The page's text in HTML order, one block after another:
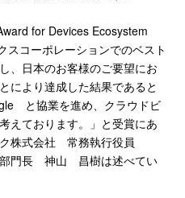
for Devices Ecosystem
スコーポレーションでのベスト
、日本のお客様のご要望にお
により達成した結果であると
と協業を進め、クラウドビ
えております。」と受賞にあ
ク株式会社 常務執行役員
門長 神山 昌樹は述べてい